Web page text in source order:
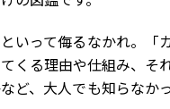
いって侮るなかれ。「
くる理由や仕組み、そ
ど、大人でも知らなか